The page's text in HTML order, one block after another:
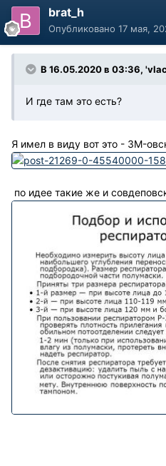
brat_h
Опубликовано 17 мая,
В 16.05.2020 в 03:36,
И где там это есть?
Я имел в виду вот это - 3M-
по идее такие же и